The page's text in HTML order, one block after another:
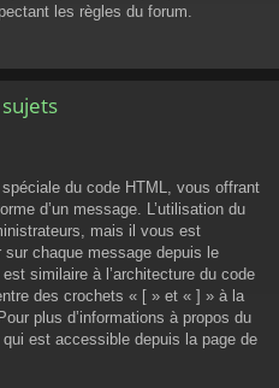
les règles du forum.
du code HTML, vous offrant
d’un message. L’utilisation du
mais il vous est
chaque message depuis le
similaire à l’architecture du code
des crochets « [ » et « ] » à la
plus d’informations à propos du
est accessible depuis la page de